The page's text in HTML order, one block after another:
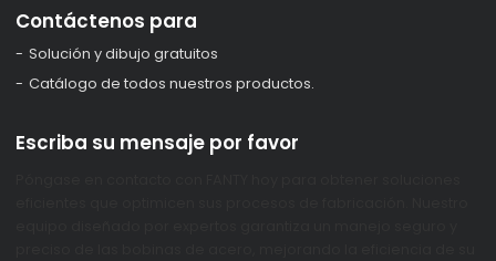
Contáctenos para
Solución y dibujo gratuitos
Catálogo de todos nuestros productos.
Escriba su mensaje por favor